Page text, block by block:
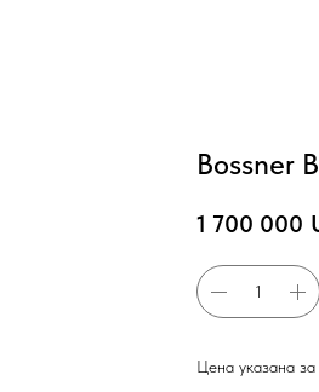
Bossner
1 700 000
Цена указана за